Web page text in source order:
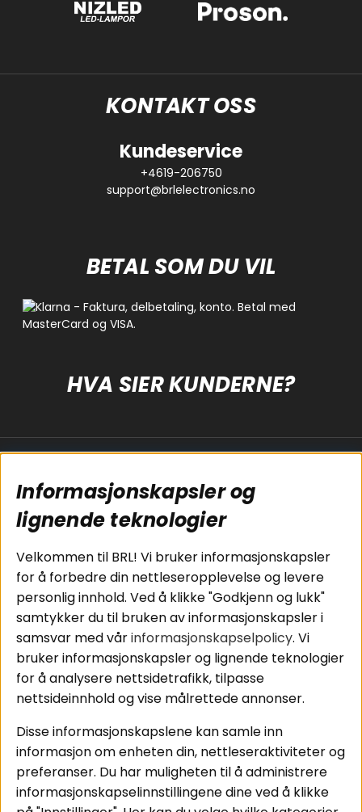
KONTAKT OSS
Kundeservice
+4619-206750
support@brlelectronics.no
BETAL SOM DU VIL
HVA SIER KUNDERNE?
Koblingsguide for
subwoofers
Tilkobling av
bilforsterker
Koblingsguide for
midbasser
Butikker
Våre ambassadører
- Team BRL
Cookies
Kjøpsvilkår
Personvernpolicy
Service / Garanti /
Retur
Billyd
Lyd til hjemmet
Pakkeløsninger
Hva passer i bilen
Instagram
Facebook
Youtube
Informasjonskapsler og
lignende teknologier
Velkommen til BRL! Vi bruker informasjonskapsler
for å forbedre din nettleseropplevelse og levere
personlig innhold. Ved å klikke "Godkjenn og lukk"
samtykker du til bruken av informasjonskapsler i
samsvar med vårinformasjonskapselpolicy. Vi
bruker informasjonskapsler og lignende teknologier
for å analysere nettsidetrafikk, tilpasse
nettsideinnhold og vise målrettede annonser.
Disse informasjonskapslene kan samle inn
informasjon om enheten din, nettleseraktiviteter og
preferanser. Du har muligheten til å administrere
informasjonskapselinnstillingene dine ved å klikke